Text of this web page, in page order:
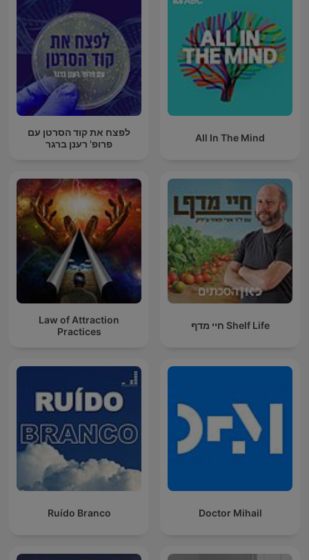
לפצח את קוד הסרטן עם
פרופ' רענן ברגר
All In The Mind
Law of Attraction
Practices
חיי מדף Shelf Life
Ruído Branco Doctor Mihail